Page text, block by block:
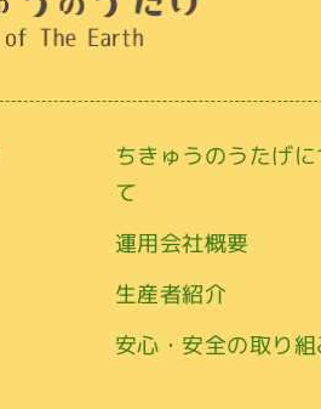
ちきゅうのうたげに
て
運用会社概要
生産者紹介
安心・安全の取り組